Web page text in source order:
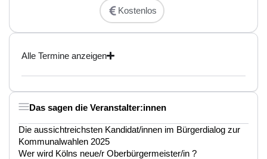
Kostenlos
Alle Termine anzeigen
Das sagen die Veranstalter:innen
Die aussichtreichsten Kandidat/innen im Bürgerdialog zur
Kommunalwahlen 2025
Wer wird Kölns neue/r Oberbürgermeister/in ?